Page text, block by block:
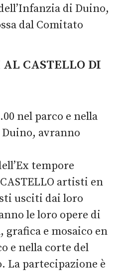
di Duino,
dal Comitato
CASTELLO DI
nel parco e nella
avranno
tempore
artisti en
usciti dai loro
le loro opere di
e mosaico en
e nella corte del
La partecipazione è